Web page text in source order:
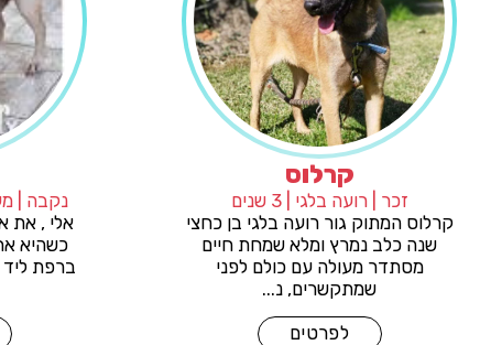
בהמון
בינוני
עם
זכר | רועה בלגי | 3 שנים
קרלוס המתוק גור רועה בלגי בן כחצי
שנה כלב נמרץ ומלא שמחת חיים
מסתדר מעולה עם כולם לפני